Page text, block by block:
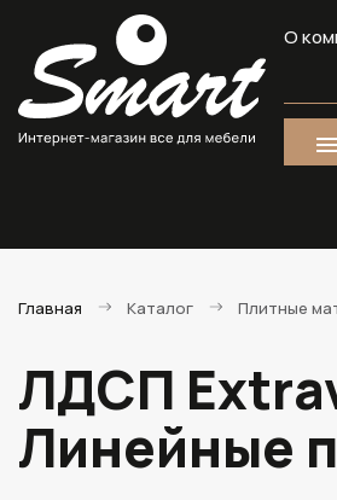
О
Главная Каталог Плитные
ЛДСП
Линейные